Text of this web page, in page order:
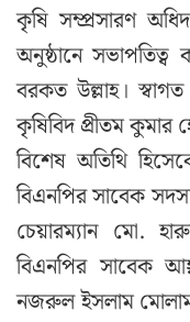
কৃষি সম্প্রসারণ
অনুষ্ঠানে সভাপতিত্ব
বরকত উল্লাহ।
কৃষিবিদ প্রীতম কুমার
বিশেষ অতিথি
বিএনপির সাবেক
চেয়ারম্যান মো.
বিএনপির সাবেক
নজরুল ইসলাম